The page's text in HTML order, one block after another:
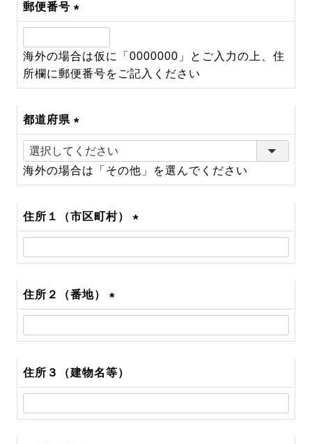
郵便番号
(必
須)
海外の場合は仮に「0000000」とご入力の上、住
所欄に郵便番号をご記入ください
都道府県
(必
須)
海外の場合は「その他」を選んでください
住所１（市区町村）
(必
須)
住所２（番地）
(必
須)
住所３（建物名等）